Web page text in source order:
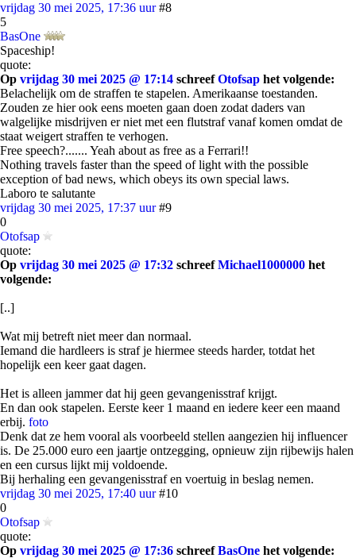
vrijdag 30 mei 2025, 17:36 uur #8
5
BasOne
Spaceship!
quote:
Op vrijdag 30 mei 2025 @ 17:14 schreefOtofsap het volgende:
Belachelijk om de straffen te stapelen. Amerikaanse toestanden.
Zouden ze hier ook eens moeten gaan doen zodat daders van
walgelijke misdrijven er niet met een flutstraf vanaf komen omdat de
staat weigert straffen te verhogen.
Free speech?....... Yeah about as free as a Ferrari!!
Nothing travels faster than the speed of light with the possible
exception of bad news, which obeys its own special laws.
Laboro te salutante
vrijdag 30 mei 2025, 17:37 uur #9
0
Otofsap
quote:
Op vrijdag 30 mei 2025 @ 17:32 schreefMichael1000000 het
volgende:
[..]
Wat mij betreft niet meer dan normaal.
Iemand die hardleers is straf je hiermee steeds harder, totdat het
hopelijk een keer gaat dagen.
Het is alleen jammer dat hij geen gevangenisstraf krijgt.
En dan ook stapelen. Eerste keer 1 maand en iedere keer een maand
erbij. foto
Denk dat ze hem vooral als voorbeeld stellen aangezien hij influencer
is. De 25.000 euro een jaartje ontzegging, opnieuw zijn rijbewijs halen
en een cursus lijkt mij voldoende.
Bij herhaling een gevangenisstraf en voertuig in beslag nemen.
vrijdag 30 mei 2025, 17:40 uur #10
0
Otofsap
quote:
Op vrijdag 30 mei 2025 @ 17:36 schreefBasOne het volgende: